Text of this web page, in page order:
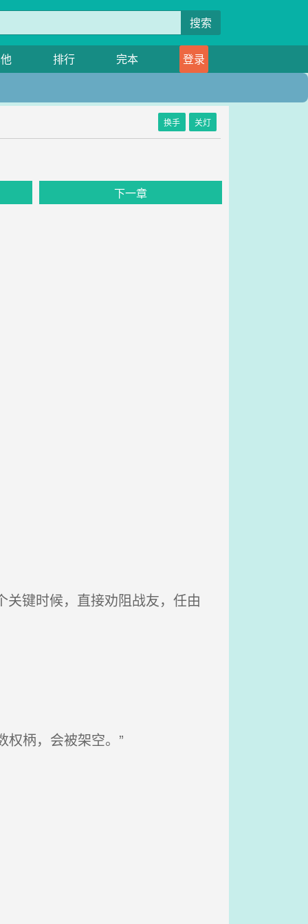
搜索
排行 完本 登录
换手 关灯
下一章
键时候，直接劝阻战友，任由
柄，会被架空。”